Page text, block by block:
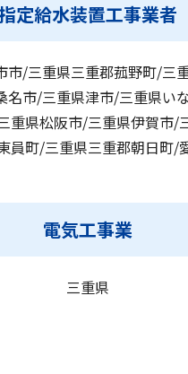
定給水装置工事業者
市/三重県三重郡菰野町/三
名市/三重県津市/三重県い
重県松阪市/三重県伊賀市/
員町/三重県三重郡朝日町/
電気工事業
三重県